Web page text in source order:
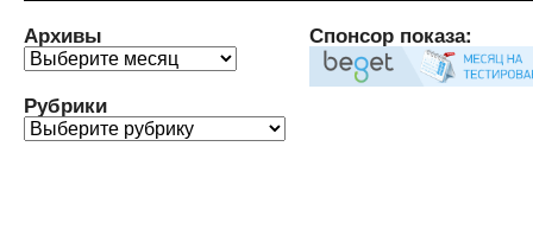
Архивы
Архивы
Рубрики
Рубрики
Спонсор показа: